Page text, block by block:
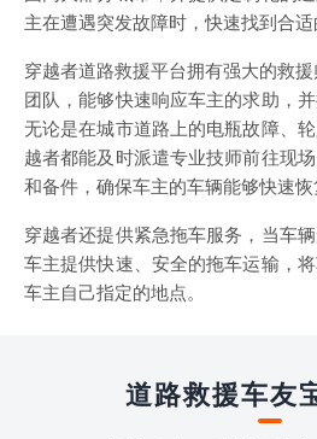
主在遭遇突发故障时，快速找到合适
穿越者道路救援平台拥有强大的救
团队，能够快速响应车主的求助，
无论是在城市道路上的电瓶故障、
越者都能及时派遣专业技师前往现
和备件，确保车主的车辆能够快速恢
穿越者还提供紧急拖车服务，当车
车主提供快速、安全的拖车运输，
车主自己指定的地点。
道路救援车友